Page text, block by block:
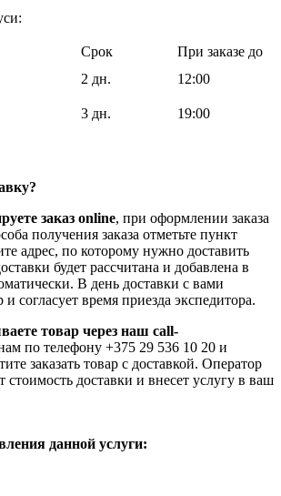
Срок
При заказе до
2 дн. 12:00
3 дн. 19:00
заказ online, при оформлении заказа
получения заказа отметьте пункт
адрес, по которому нужно доставить
будет рассчитана и добавлена в
В день доставки с вами
и согласует время приезда экспедитора.
товар через наш call-
по телефону +375 29 536 10 20 и
заказать товар с доставкой. Оператор
стоимость доставки и внесет услугу в ваш
данной услуги: